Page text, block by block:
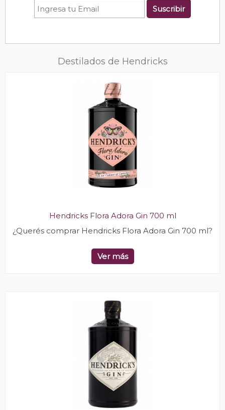
Suscribir
Destilados de Hendricks
Hendricks Flora Adora Gin 700 ml
¿Querés comprar Hendricks Flora Adora Gin 700 ml?
Ver más